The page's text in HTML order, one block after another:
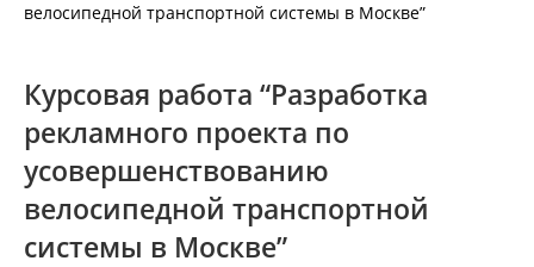
велосипедной транспортной системы в Москве”
Курсовая работа “Разработка
рекламного проекта по
усовершенствованию
велосипедной транспортной
системы в Москве”